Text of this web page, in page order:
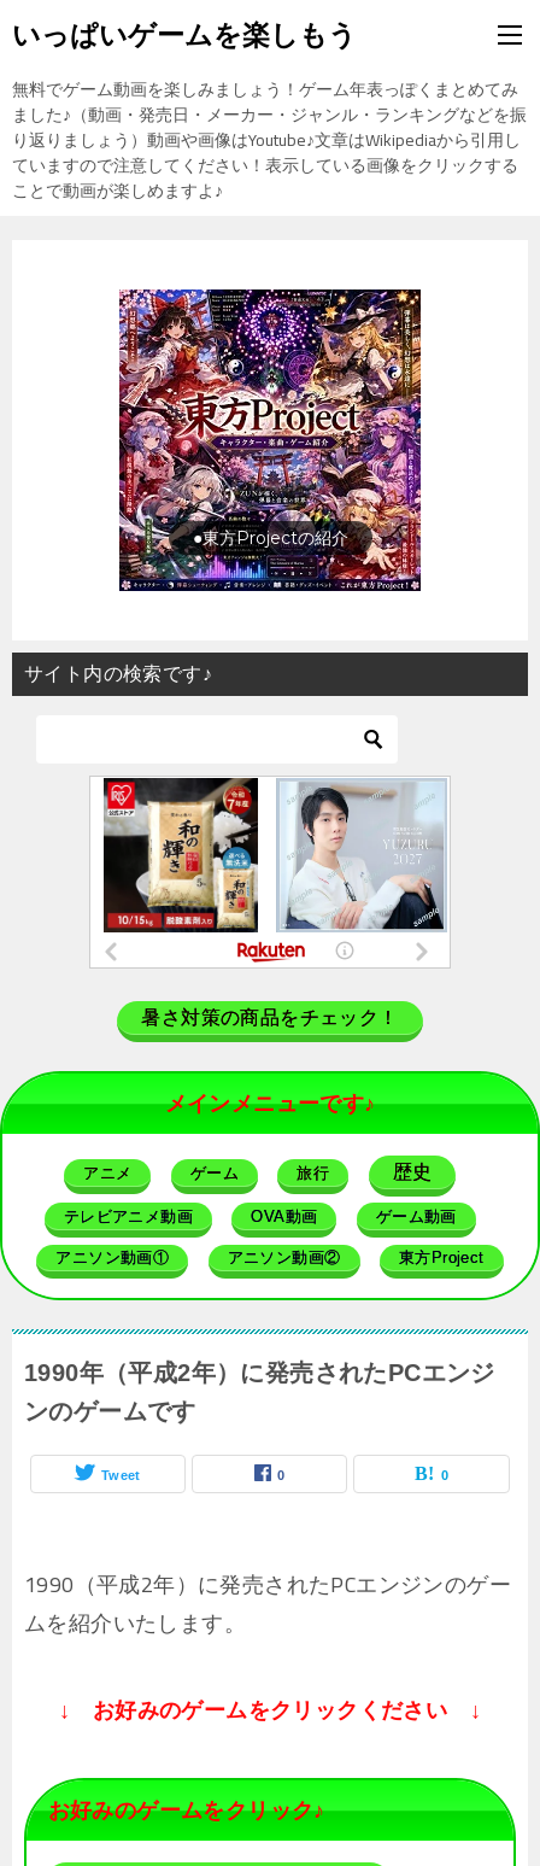
いっぱいゲームを楽しもう
無料でゲーム動画を楽しみましょう！ゲーム年表っぽくまとめてみ
ました♪（動画・発売日・メーカー・ジャンル・ランキングなどを振
り返りましょう）動画や画像はYoutube♪文章はWikipediaから引用し
ていますので注意してください！表示している画像をクリックする
ことで動画が楽しめますよ♪
旅行の前に旅行先をチェック
サイト内の検索です♪
暑さ対策の商品をチェック！
メインメニューです♪
アニメ ゲーム 旅行 歴史
テレビアニメ動画 OVA動画 ゲーム動画
アニソン動画① アニソン動画② 東方Project
1990年（平成2年）に発売されたPCエンジ
ンのゲームです
Tweet 0 0
1990（平成2年）に発売されたPCエンジンのゲー
ムを紹介いたします。
↓ お好みのゲームをクリックください ↓
お好みのゲームをクリック♪